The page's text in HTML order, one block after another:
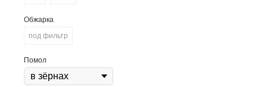
Обжарка
под фильтр
Помол